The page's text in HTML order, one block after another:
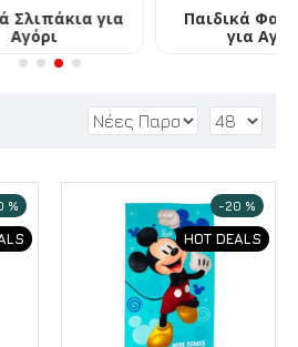
για
Παιδικά Φανελάκια
%
HOT DEALS
-20 %